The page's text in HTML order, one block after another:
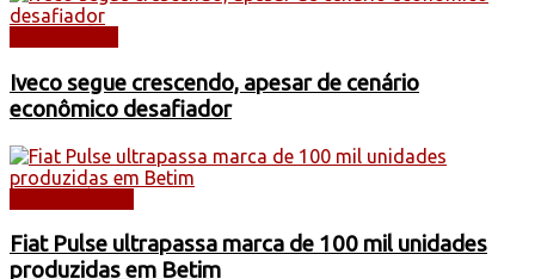
Iveco segue crescendo, apesar de cenário
econômico desafiador
Fiat Pulse ultrapassa marca de 100 mil unidades
produzidas em Betim